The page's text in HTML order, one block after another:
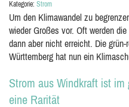
Kategorie: Strom
Um den Klimawandel zu
wieder Großes vor. Oft werden
dann aber nicht erreicht. Die
Württemberg hat nun ein
Strom aus Windkraft ist im
eine Rarität